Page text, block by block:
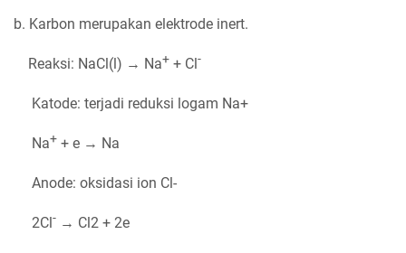
b. Karbon merupakan elektrode inert.
Reaksi: NaCl(l) → Na+ + Cl-
Katode: terjadi reduksi logam Na+
Na+ + e → Na
Anode: oksidasi ion Cl-
2Cl- → Cl2 + 2e